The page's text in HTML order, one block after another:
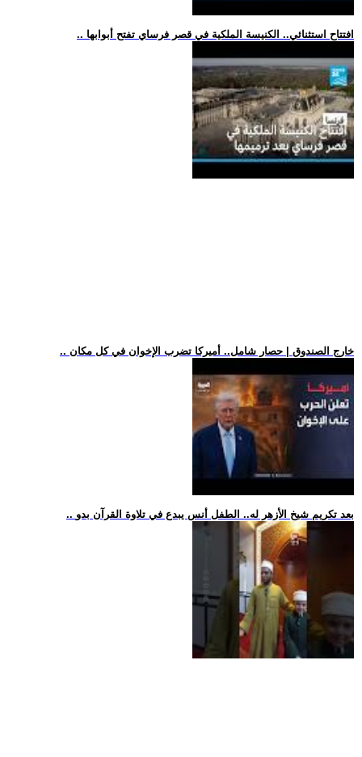
.. افتتاح استثنائي.. الكنيسة الملكية في قصر فرساي تفتح أبوابها
.. خارج الصندوق | حصار شامل.. أميركا تضرب الإخوان في كل مكان
.. بعد تكريم شيخ الأزهر له.. الطفل أنس يبدع في تلاوة القرآن بدو